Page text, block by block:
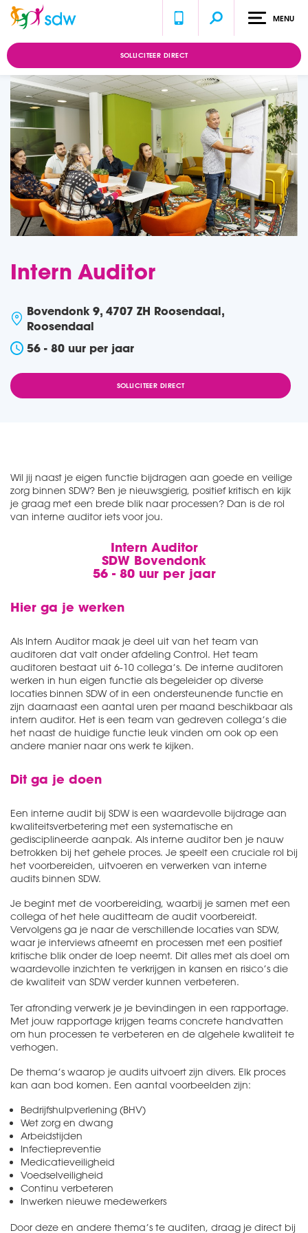
MENU
Home
SOLLICITEER DIRECT
Intern Auditor
Bovendonk 9, 4707 ZH Roosendaal,
Roosendaal
56 - 80 uur per jaar
SOLLICITEER DIRECT
Wil jij naast je eigen functie bijdragen aan goede en veilige
zorg binnen SDW? Ben je nieuwsgierig, positief kritisch en kijk
je graag met een brede blik naar processen? Dan is de rol
van interne auditor iets voor jou.
Intern Auditor
SDW Bovendonk
56 - 80 uur per jaar
Hier ga je werken
Als Intern Auditor maak je deel uit van het team van
auditoren dat valt onder afdeling Control. Het team
auditoren bestaat uit 6-10 collega’s. De interne auditoren
werken in hun eigen functie als begeleider op diverse
locaties binnen SDW of in een ondersteunende functie en
zijn daarnaast een aantal uren per maand beschikbaar als
intern auditor. Het is een team van gedreven collega’s die
het naast de huidige functie leuk vinden om ook op een
andere manier naar ons werk te kijken.
Dit ga je doen
Een interne audit bij SDW is een waardevolle bijdrage aan
kwaliteitsverbetering met een systematische en
gedisciplineerde aanpak. Als interne auditor ben je nauw
betrokken bij het gehele proces. Je speelt een cruciale rol bij
het voorbereiden, uitvoeren en verwerken van interne
audits binnen SDW.
Je begint met de voorbereiding, waarbij je samen met een
collega of het hele auditteam de audit voorbereidt.
Vervolgens ga je naar de verschillende locaties van SDW,
waar je interviews afneemt en processen met een positief
kritische blik onder de loep neemt. Dit alles met als doel om
waardevolle inzichten te verkrijgen in kansen en risico’s die
de kwaliteit van SDW verder kunnen verbeteren.
Ter afronding verwerk je je bevindingen in een rapportage.
Met jouw rapportage krijgen teams concrete handvatten
om hun processen te verbeteren en de algehele kwaliteit te
verhogen.
De thema’s waarop je audits uitvoert zijn divers. Elk proces
kan aan bod komen. Een aantal voorbeelden zijn:
Bedrijfshulpverlening (BHV)
Wet zorg en dwang
Arbeidstijden
Infectiepreventie
Medicatieveiligheid
Voedselveiligheid
Continu verbeteren
Inwerken nieuwe medewerkers
Door deze en andere thema’s te auditen, draag je direct bij